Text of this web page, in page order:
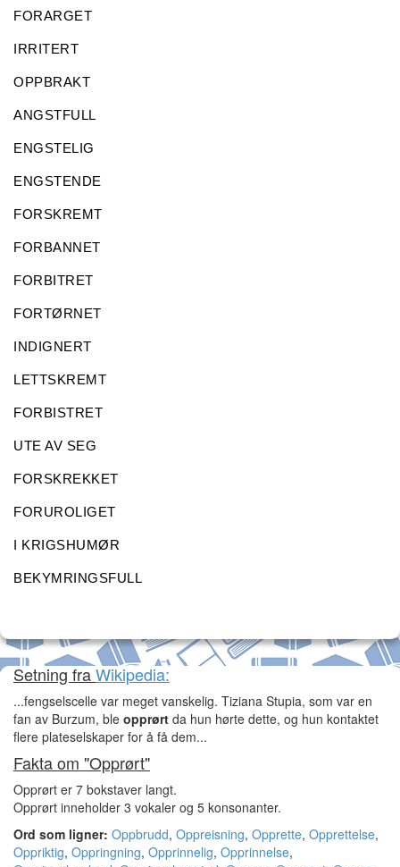
FORARGET
IRRITERT
OPPBRAKT
ANGSTFULL
ENGSTELIG
ENGSTENDE
FORSKREMT
FORBANNET
FORBITRET
FORTØRNET
INDIGNERT
LETTSKREMT
FORBISTRET
UTE AV SEG
FORSKREKKET
FORUROLIGET
I KRIGSHUMØR
BEKYMRINGSFULL
Setning fraWikipedia:
...fengselscelle var meget vanskelig. Tiziana Stupia, som var en
fan av Burzum, ble opprørt da hun hørte dette, og hun kontaktet
flere plateselskaper for å få dem...
Fakta om "Opprørt"
Opprørt er 7 bokstaver langt.
Opprørt inneholder 3 vokaler og 5 konsonanter.
Ord som ligner: Oppbrudd, Oppreisning, Opprette, Opprettelse,
Oppriktig, Oppringning, Opprinnelig, Opprinnelse,